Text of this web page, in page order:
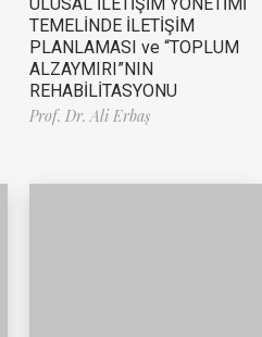
TEMELİNDE İLETİŞİM
PLANLAMASI ve “TOPLUM
ALZAYMIRI”NIN
REHABİLİTASYONU
Prof. Dr. Ali Erbaş